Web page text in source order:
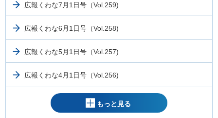
広報くわな7月1日号（Vol.259)
広報くわな6月1日号（Vol.258)
広報くわな5月1日号（Vol.257)
広報くわな4月1日号（Vol.256)
もっと見る